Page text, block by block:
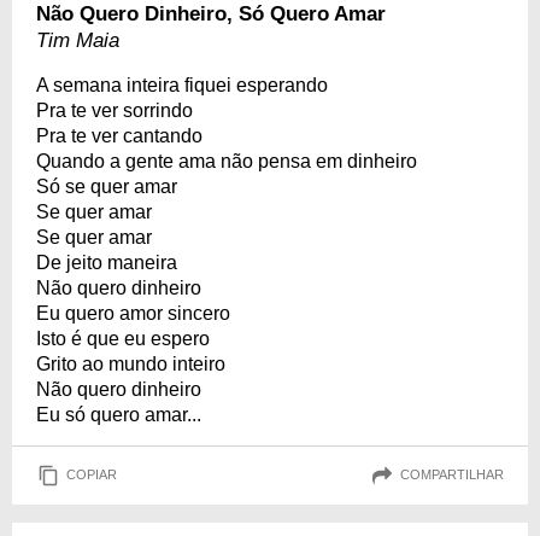
Não Quero Dinheiro, Só Quero Amar
Tim Maia
A semana inteira fiquei esperando
Pra te ver sorrindo
Pra te ver cantando
Quando a gente ama não pensa em dinheiro
Só se quer amar
Se quer amar
Se quer amar
De jeito maneira
Não quero dinheiro
Eu quero amor sincero
Isto é que eu espero
Grito ao mundo inteiro
Não quero dinheiro
Eu só quero amar...
COPIAR COMPARTILHAR